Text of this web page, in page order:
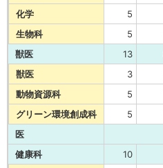
化学
5
生物科
5
獣医
13
獣医
3
動物資源科
5
グリーン環境創成科
5
医
健康科
10